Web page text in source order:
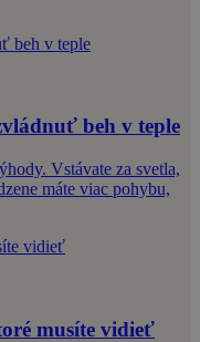
beh v teple
Vstávate za svetla,
máte viac pohybu,
musíte vidieť